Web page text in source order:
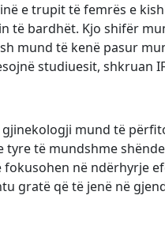
e trupit të femrës e
të bardhët. Kjo shifër
mund të kenë pasur
studiuesit, shkruan
mund të
të mundshme
në ndërhyrje
gratë që të jenë në